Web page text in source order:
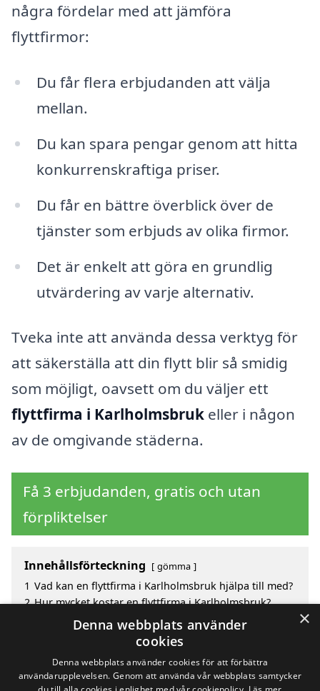
några fördelar med att jämföra
flyttfirmor:
Du får flera erbjudanden att välja
mellan.
Du kan spara pengar genom att hitta
konkurrenskraftiga priser.
Du får en bättre överblick över de
tjänster som erbjuds av olika firmor.
Det är enkelt att göra en grundlig
utvärdering av varje alternativ.
Tveka inte att använda dessa verktyg för
att säkerställa att din flytt blir så smidig
som möjligt, oavsett om du väljer ett
flyttfirma i Karlholmsbruk eller i någon
av de omgivande städerna.
Få 3 erbjudanden, gratis och utan
förpliktelser
Innehållsförteckning gömma
1 Vad kan en flyttfirma i Karlholmsbruk hjälpa till med?
2 Hur mycket kostar en flyttfirma i Karlholmsbruk?
Fördelar med att välja flyttfirma i Karlholmsbruk
Sök efter en skicklig flyttfirma i de omgivande
städerna Karlholmsbruk
×
Denna webbplats använder
cookies
Denna webbplats använder cookies för att förbättra
användarupplevelsen. Genom att använda vår webbplats samtycker